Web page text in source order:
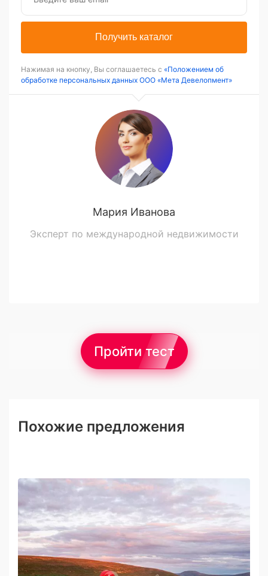
Получить каталог
Нажимая на кнопку, Вы соглашаетесь с «Положением об
обработке персональных данных ООО «Мета Девелопмент»
Мария Иванова
Эксперт по международной недвижимости
Пройти тест
Похожие предложения